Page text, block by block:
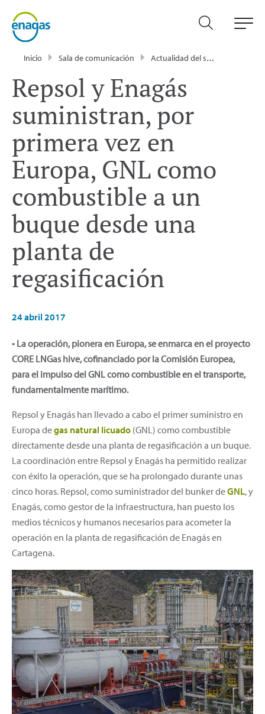
Inicio Sala de comunicación Actualidad del sector energético - Enagás
Repsol y Enagás
suministran, por
primera vez en
Europa, GNL como
combustible a un
buque desde una
planta de
regasificación
24 abril 2017
• La operación, pionera en Europa, se enmarca en el proyecto
CORE LNGas hive, cofinanciado por la Comisión Europea,
para el impulso del GNL como combustible en el transporte,
fundamentalmente marítimo.
Repsol y Enagás han llevado a cabo el primer suministro en
Europa degas natural licuado (GNL) como combustible
directamente desde una planta de regasificación a un buque.
La coordinación entre Repsol y Enagás ha permitido realizar
con éxito la operación, que se ha prolongado durante unas
cinco horas. Repsol, como suministrador del bunker deGNL, y
Enagás, como gestor de la infraestructura, han puesto los
medios técnicos y humanos necesarios para acometer la
operación en la planta de regasificación de Enagás en
Cartagena.